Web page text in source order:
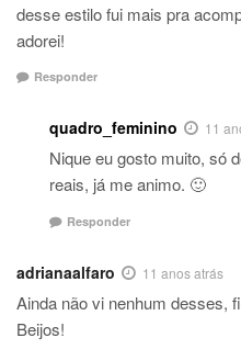
desse estilo fui mais pra
adorei!
Responder
quadro_feminino 11
Nique eu gosto muito, só
reais, já me animo. 🙂
Responder
adrianaalfaro 11 anos atrás
Ainda não vi nenhum desses,
Beijos!